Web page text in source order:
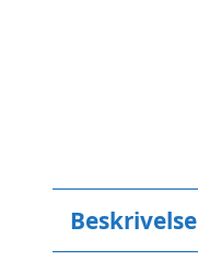
Beskrivelse